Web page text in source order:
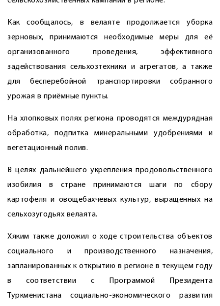
Как сообщалось, в велаяте продолжается уборка
зерновых, принимаются необходимые меры для её
организованного проведения, эффективного
задействования сельхозтехники и агрегатов, а также
для бесперебойной транспортировки собранного
урожая в приёмные пункты.
На хлопковых полях региона проводятся междурядная
обработка, подпитка минеральными удобрениями и
вегетационный полив.
В целях дальнейшего укрепления продовольственного
изобилия в стране принимаются шаги по сбору
картофеля и овощебахчевых культур, выращенных на
сельхозугодьях велаята.
Хяким также доложил о ходе строительства объектов
социального и производственного назначения,
запланированных к открытию в регионе в текущем году
в соответствии с Программой Президента
Туркменистана социально-экономического развития